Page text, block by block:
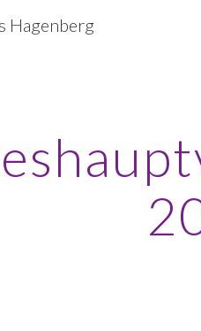
Hagenberg